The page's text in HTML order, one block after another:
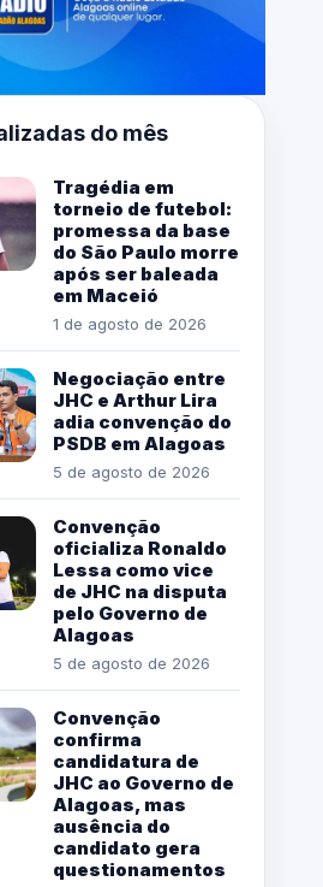
do mês
Tragédia em
torneio de futebol:
promessa da base
do São Paulo morre
após ser baleada
em Maceió
1 de agosto de 2026
Negociação entre
JHC e Arthur Lira
adia convenção do
PSDB em Alagoas
5 de agosto de 2026
Convenção
oficializa Ronaldo
Lessa como vice
de JHC na disputa
pelo Governo de
Alagoas
5 de agosto de 2026
Convenção
confirma
candidatura de
JHC ao Governo de
Alagoas, mas
ausência do
candidato gera
questionamentos